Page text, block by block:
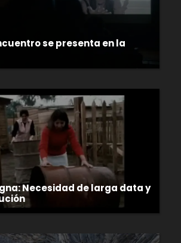
se presenta en la
Necesidad de larga data y